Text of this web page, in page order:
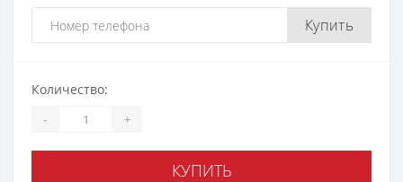
Купить
Количество:
- +
КУПИТЬ